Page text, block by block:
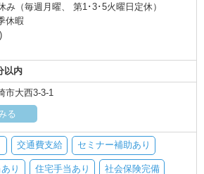
み（毎週月曜、 第1･3･5火曜日定休）
休暇
以内
市大西3-3-1
る
交通費支給 セミナー補助あり
り 住宅手当あり 社会保険完備